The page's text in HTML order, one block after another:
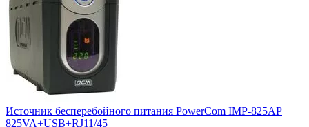
Источник бесперебойного питания PowerCom IMP-825AP
825VA+USB+RJ11/45